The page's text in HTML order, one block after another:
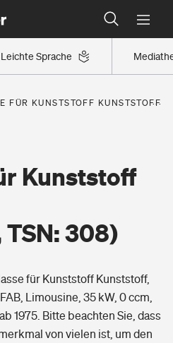
Leichte Sprache
finden
eingestuft
finden
FÜR KUNSTSTOFF KUNSTSTOFF
Kunststoff
TSN: 308)
für Kunststoff Kunststoff,
Limousine, 35 kW, 0 ccm,
1975. Bitte beachten Sie, dass
von vielen ist, um den